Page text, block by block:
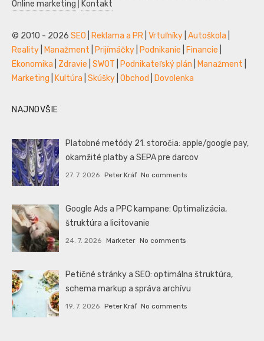
Online marketing
Kontakt
© 2010 - 2026 SEO Reklama a PR Vrtuľníky Autoškola
Reality
Manažment Prijímáčky Podnikanie Financie
Ekonomika
Zdravie SWOT Podnikateľský plán Manažment
Marketing
Kultúra Skúšky Obchod Dovolenka
NAJNOVŠIE
Platobné metódy 21. storočia: apple/google pay,
okamžité platby a SEPA pre darcov
27. 7. 2026 Peter Kráľ No comments
Google Ads a PPC kampane: Optimalizácia,
štruktúra a licitovanie
24. 7. 2026 Marketer No comments
Petičné stránky a SEO: optimálna štruktúra,
schema markup a správa archívu
19. 7. 2026 Peter Kráľ No comments